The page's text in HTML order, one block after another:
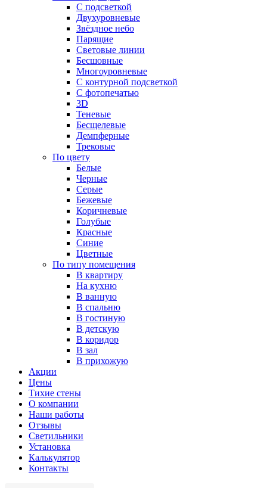
С подсветкой
Двухуровневые
Звёздное небо
Парящие
Световые линии
Бесшовные
Многоуровневые
С контурной подсветкой
С фотопечатью
3D
Теневые
Бесщелевые
Демпферные
Трековые
По цвету
Белые
Черные
Серые
Бежевые
Коричневые
Голубые
Красные
Синие
Цветные
По типу помещения
В квартиру
На кухню
В ванную
В спальню
В гостиную
В детскую
В коридор
В зал
В прихожую
Акции
Цены
Тихие стены
О компании
Наши работы
Отзывы
Светильники
Установка
Калькулятор
Контакты